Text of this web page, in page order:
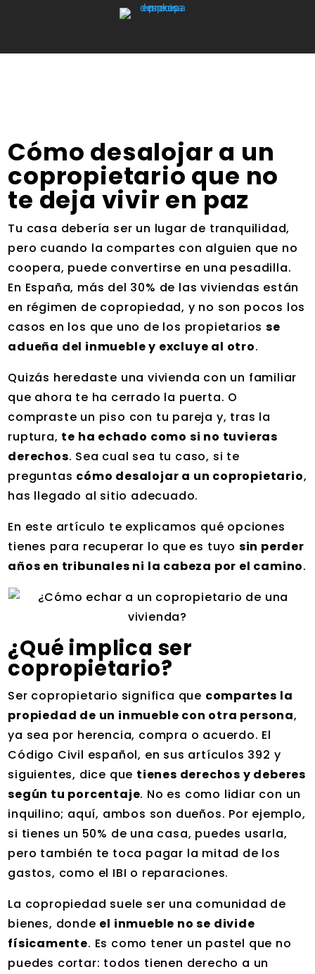
Cómo desalojar a un
copropietario que no
te deja vivir en paz
Tu casa debería ser un lugar de tranquilidad,
pero cuando la compartes con alguien que no
coopera, puede convertirse en una pesadilla.
En España, más del 30% de las viviendas están
en régimen de copropiedad, y no son pocos los
casos en los que uno de los propietariosse
adueña del inmueble y excluye al otro.
Quizás heredaste una vivienda con un familiar
que ahora te ha cerrado la puerta. O
compraste un piso con tu pareja y, tras la
ruptura, te ha echado como si no tuvieras
derechos. Sea cual sea tu caso, si te
preguntas cómo desalojar a un copropietario,
has llegado al sitio adecuado.
En este artículo te explicamos qué opciones
tienes para recuperar lo que es tuyo sin perder
años en tribunales ni la cabeza por el camino.
¿Qué implica ser
copropietario?
Ser copropietario significa que compartes la
propiedad de un inmueble con otra persona,
ya sea por herencia, compra o acuerdo. El
Código Civil español, en sus artículos 392 y
siguientes, dice que tienes derechos y deberes
según tu porcentaje. No es como lidiar con un
inquilino; aquí, ambos son dueños. Por ejemplo,
si tienes un 50% de una casa, puedes usarla,
pero también te toca pagar la mitad de los
gastos, como el IBI o reparaciones.
La copropiedad suele ser una comunidad de
bienes, donde el inmueble no se divide
físicamente. Es como tener un pastel que no
puedes cortar: todos tienen derecho a un